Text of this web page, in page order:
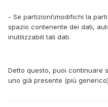
- Se partizioni\modifichi la
spazio contenente dei dati,
inutilizzabili tali dati.
Detto questo, puoi continuare
uno già presente (più